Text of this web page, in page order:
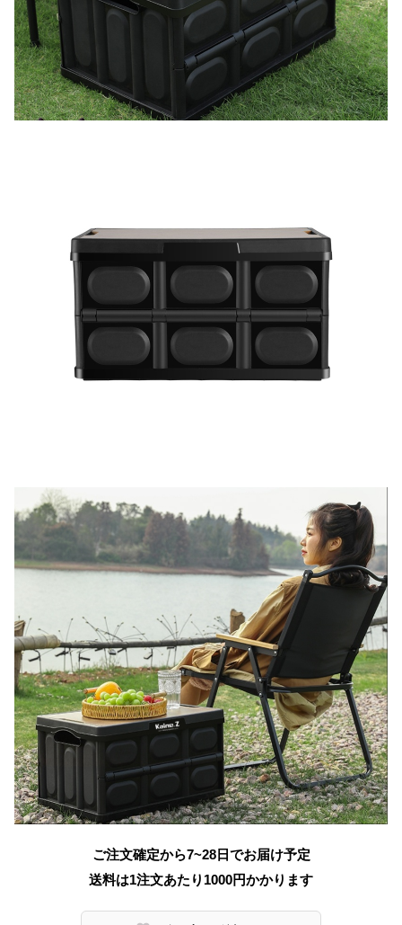
ご注文確定から7~28日でお届け予定
送料は1注文あたり 1000円かかります